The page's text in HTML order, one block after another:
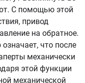
С помощью этой
привод
на обратное.
что после
механически
этой функции
механической